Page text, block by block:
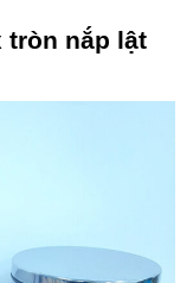
tròn nắp lật